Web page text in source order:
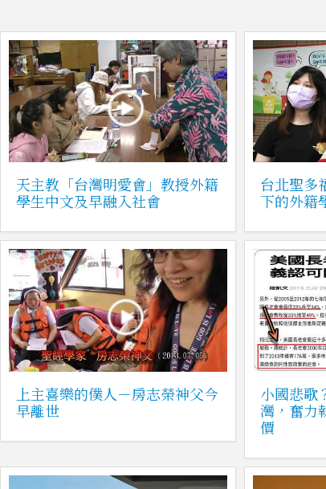
天主教「台灣明愛會」教授外籍
學生中文及早融入社會
台北聖多
下的外籍
上主喜樂的僕人－房志榮神父今
早離世
小國悲歌
灣，奮力
價